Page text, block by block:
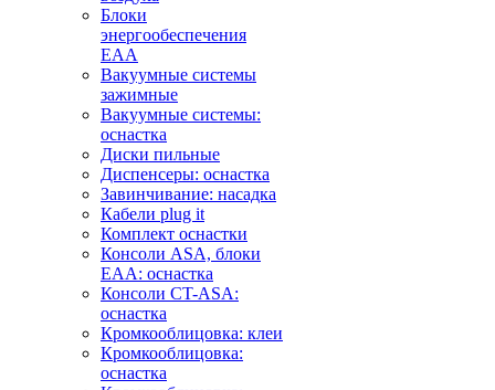
Блоки
энергообеспечения
EAA
Вакуумные системы
зажимные
Вакуумные системы:
оснастка
Диски пильные
Диспенсеры: оснастка
Завинчивание: насадка
Кабели plug it
Комплект оснастки
Консоли ASA, блоки
EAA: оснастка
Консоли CT-ASA:
оснастка
Кромкооблицовка: клеи
Кромкооблицовка:
оснастка